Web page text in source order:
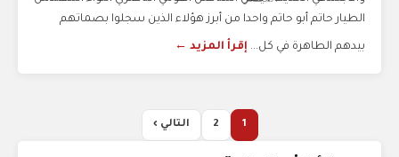
الطيار حاتم أبو حاتم واحدا من أبرز هؤلاء الذين سجلوا بصماتهم
بيدهم الطاهرة في كل... إقرأ المزيد ←
1
2 التالي ›